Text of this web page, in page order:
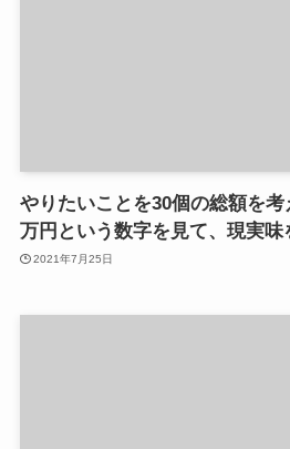
やりたいことを30個の総額を
万円という数字を見て、現実味
2021年7月25日